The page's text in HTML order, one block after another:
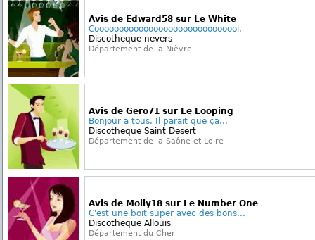
Avis de Edward58 sur Le White
Coooooooooooooooooooooooooooool.
Discotheque nevers
Département de la Nièvre
Avis de Gero71 sur Le Looping
Bonjour a tous. Il parait que ça...
Discotheque Saint Desert
Département de la Saône et Loire
Avis de Molly18 sur Le Number One
C'est une boit super avec des bons...
Discotheque Allouis
Département du Cher